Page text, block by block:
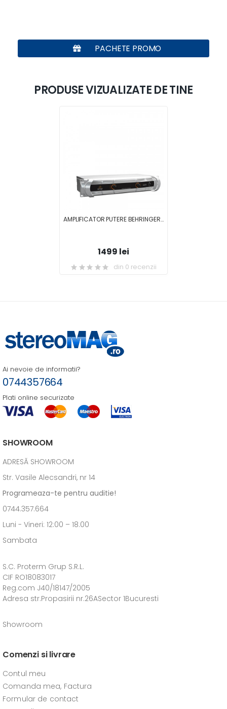
PACHETE PROMO
PRODUSE VIZUALIZATE DE TINE
AMPLIFICATOR PUTERE BEHRINGER INUKE Nx3000
1499 lei
din 0 recenzii
Ai nevoie de informatii?
0744357664
Plati online securizate
SHOWROOM
ADRESĂ SHOWROOM
Str. Vasile Alecsandri, nr 14
Programeaza-te pentru auditie!
0744.357.664
Luni - Vineri: 12:00 – 18.00
Sambata
S.C. Proterm Grup S.R.L.
CIF RO18083017
Reg.com J40/18147/2005
Adresa str.Propasirii nr.26ASector 1Bucuresti
Showroom
Comenzi si livrare
Contul meu
Comanda mea, Factura
Formular de contact